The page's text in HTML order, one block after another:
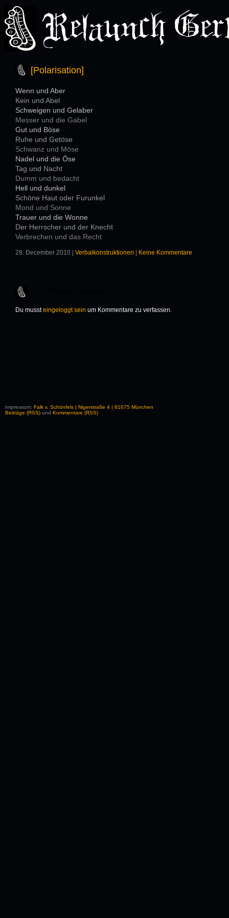
[Polarisation]
Wenn und Aber
Kein und Abel
Schweigen und Gelaber
Messer und die Gabel
Gut und Böse
Ruhe und Getöse
Schwanz und Möse
Nadel und die Öse
Tag und Nacht
Dumm und bedacht
Hell und dunkel
Schöne Haut oder Furunkel
Mond und Sonne
Trauer und die Wonne
Der Herrscher und der Knecht
Verbrechen und das Recht
28. December 2010 | Verbalkonstruktionen | Keine Kommentare
Du mussteingeloggt sein um Kommentare zu verfassen.
Impressum: Falk v. Schönfels | Nigerstraße 4 | 81675 München
Beiträge (RSS) und Kommentare (RSS)